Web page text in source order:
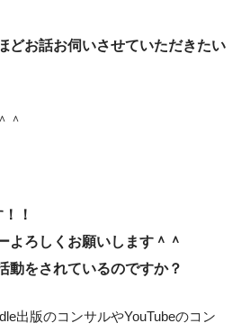
どお話お伺いさせていただきたい
＾
！
よろしくお願いします＾＾
動をされているのですか？
出版のコンサルやYouTubeのコン